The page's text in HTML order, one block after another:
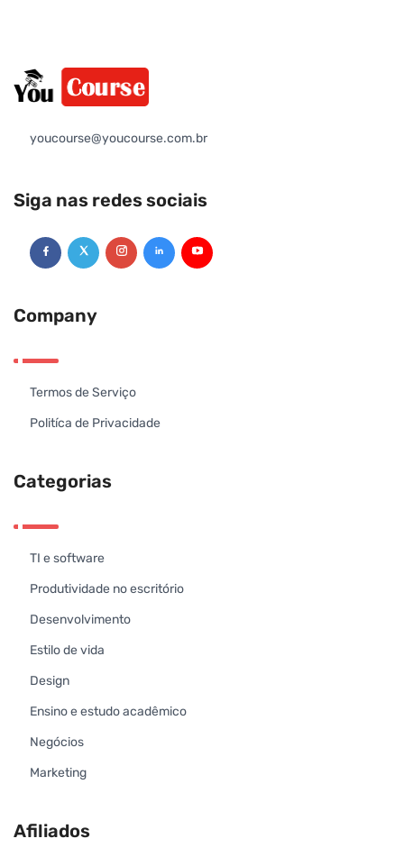
youcourse@youcourse.com.br
Siga nas redes sociais
Company
Termos de Serviço
Politíca de Privacidade
Categorias
TI e software
Produtividade no escritório
Desenvolvimento
Estilo de vida
Design
Ensino e estudo acadêmico
Negócios
Marketing
Afiliados